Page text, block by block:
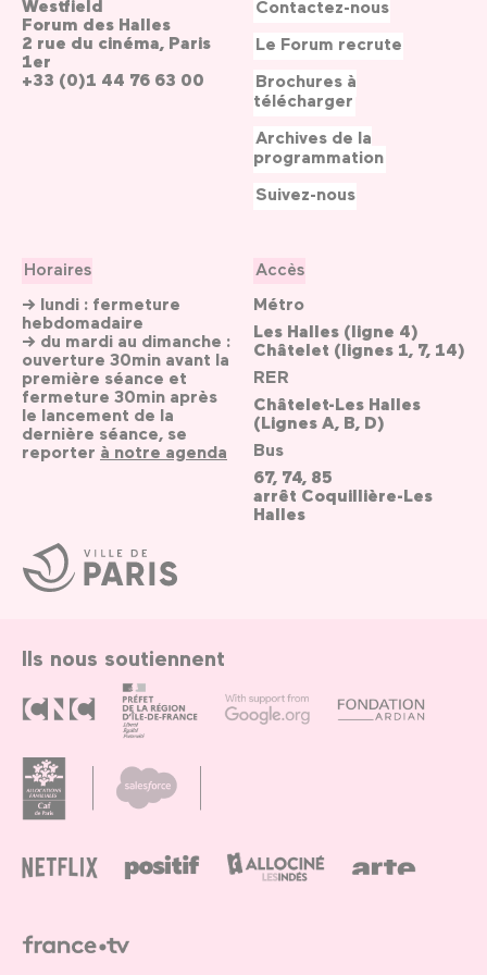
Ville
de
Paris
Westfield
Forum des Halles
2 rue du cinéma, Paris
1er
+33 (0)1 44 76 63 00
Horaires
→ lundi : fermeture
hebdomadaire
→ du mardi au dimanche :
ouverture 30min avant la
première séance et
fermeture 30min après
le lancement de la
dernière séance, se
reporter à notre agenda
Accès
Métro
Les Halles (ligne 4)
Châtelet (lignes 1, 7, 14)
RER
Châtelet-Les Halles
(Lignes A, B, D)
Bus
67, 74, 85
arrêt Coquillière-Les
Halles
Contactez-nous
Le Forum recrute
Brochures à
télécharger
Archives de la
programmation
Suivez-nous
Ils nous soutiennent